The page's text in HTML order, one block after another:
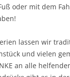
oder mit dem
lassen wir
und vielen
an alle